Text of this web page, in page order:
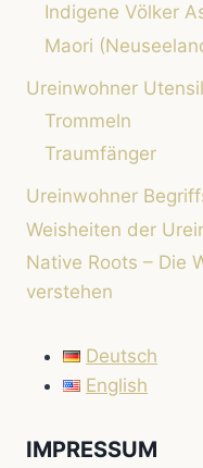
Indigene Völker
Maori
Ureinwohner
Trommeln
Traumfänger
Ureinwohner
Weisheiten der
Native Roots – Die
verstehen
Deutsch
English
IMPRESSUM